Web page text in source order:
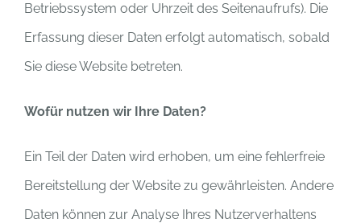
Betriebssystem oder Uhrzeit des Seitenaufrufs). Die
Erfassung dieser Daten erfolgt automatisch, sobald
Sie diese Website betreten.
Wofür nutzen wir Ihre Daten?
Ein Teil der Daten wird erhoben, um eine fehlerfreie
Bereitstellung der Website zu gewährleisten. Andere
Daten können zur Analyse Ihres Nutzerverhaltens